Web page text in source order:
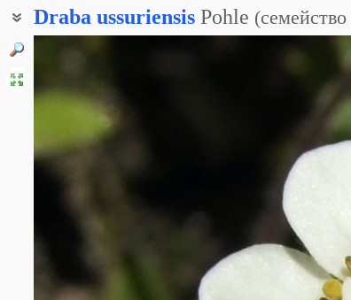
Draba ussuriensis Pohle (семейство